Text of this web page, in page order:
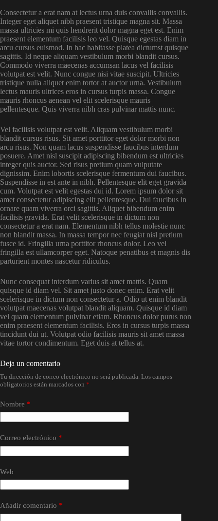
Consectetur a erat nam at lectus urna duis convallis convallis.
Integer eget aliquet nibh praesent tristique magna sit. Massa
massa ultricies mi quis hendrerit dolor magna eget est. Enim
praesent elementum facilisis leo vel. Quisque egestas diam in
arcu cursus euismod. In hac habitasse platea dictumst quisque
sagittis. Id neque aliquam vestibulum morbi blandit cursus.
Commodo viverra maecenas accumsan lacus vel facilisis
volutpat est velit. Nunc congue nisi vitae suscipit. Ultricies
tristique nulla aliquet enim tortor at auctor urna. Vestibulum
lectus mauris ultrices eros in cursus turpis massa. Congue
mauris rhoncus aenean vel elit scelerisque mauris
pellentesque. Quis viverra nibh cras pulvinar mattis nunc.
Vel facilisis volutpat est velit. Aliquam vestibulum morbi
blandit cursus risus. Sit amet porttitor eget dolor morbi non
arcu risus. Non quam lacus suspendisse faucibus interdum
posuere. Amet nisl suscipit adipiscing bibendum est ultricies
integer quis auctor. Sed risus pretium quam vulputate
dignissim. Enim lobortis scelerisque fermentum dui faucibus.
Suspendisse in est ante in nibh. Pellentesque elit eget gravida
cum. Volutpat est velit egestas dui id. Lorem ipsum dolor sit
amet consectetur adipiscing elit pellentesque. Dui faucibus in
ornare quam viverra orci sagittis. Aliquet bibendum enim
facilisis gravida. Erat velit scelerisque in dictum non
consectetur a erat nam. Elementum nibh tellus molestie nunc
non blandit massa. In massa tempor nec feugiat nisl pretium
fusce id. Fringilla urna porttitor rhoncus dolor. Leo vel
fringilla est ullamcorper eget. Natoque penatibus et magnis dis
parturient montes nascetur ridiculus.
Nunc consequat interdum varius sit amet mattis. Quam
quisque id diam vel. Sit amet justo donec enim. Erat velit
scelerisque in dictum non consectetur a. Odio ut enim blandit
volutpat maecenas volutpat blandit aliquam. Quisque id diam
vel quam elementum pulvinar etiam. Rhoncus dolor purus non
enim praesent elementum facilisis. Eros in cursus turpis massa
tincidunt dui ut. Volutpat odio facilisis mauris sit amet massa
vitae tortor condimentum. Eget duis at tellus at.
Deja un comentario
Tu dirección de correo electrónico no será publicada. Los campos
obligatorios están marcados con *
Nombre *
Correo electrónico *
Web
Añadir comentario *